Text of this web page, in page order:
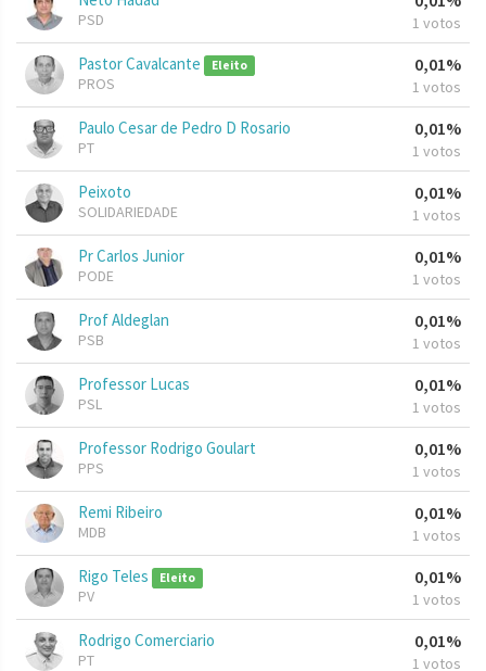
PSD 1 votos
Pastor Cavalcante Eleito
PROS
0,01%
1 votos
Paulo Cesar de Pedro D Rosario
PT
0,01%
1 votos
Peixoto
SOLIDARIEDADE
0,01%
1 votos
Pr Carlos Junior
PODE
0,01%
1 votos
Prof Aldeglan
PSB
0,01%
1 votos
Professor Lucas
PSL
0,01%
1 votos
Professor Rodrigo Goulart
PPS
0,01%
1 votos
Remi Ribeiro
MDB
0,01%
1 votos
Rigo Teles Eleito
PV
0,01%
1 votos
Rodrigo Comerciario
PT
0,01%
1 votos